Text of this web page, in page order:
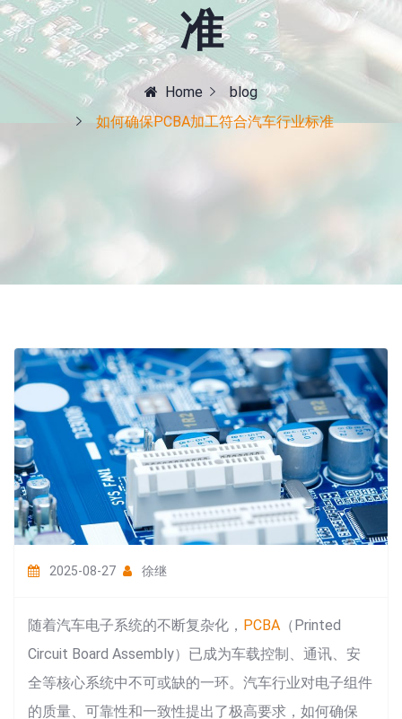
准
Home
blog
如何确保PCBA加工符合汽车行业标准
2025-08-27 徐继
随着汽车电子系统的不断复杂化， PCBA （Printed
Circuit Board Assembly）已成为车载控制、通讯、安
全等核心系统中不可或缺的一环。汽车行业对电子组件
的质量、可靠性和一致性提出了极高要求，如何确保